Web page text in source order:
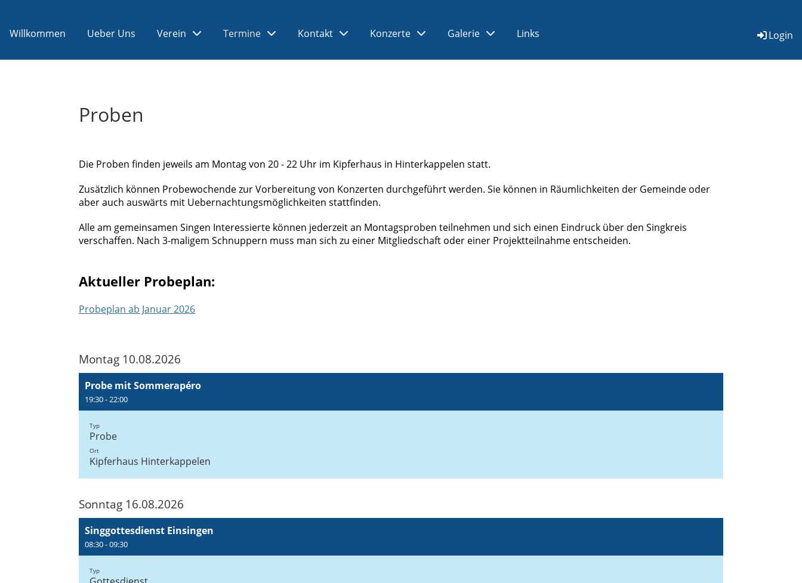
Willkommen Ueber Uns Verein Termine Kontakt Konzerte Galerie Links Login
Proben
Die Proben finden jeweils am Montag von 20 - 22 Uhr im Kipferhaus in Hinterkappelen statt.
Zusätzlich können Probewochende zur Vorbereitung von Konzerten durchgeführt werden. Sie können in Räumlichkeiten der Gemeinde oder
aber auch auswärts mit Uebernachtungsmöglichkeiten stattfinden.
Alle am gemeinsamen Singen Interessierte können jederzeit an Montagsproben teilnehmen und sich einen Eindruck über den Singkreis
verschaffen. Nach 3-maligem Schnuppern muss man sich zu einer Mitgliedschaft oder einer Projektteilnahme entscheiden.
Aktueller Probeplan:
Probeplan ab Januar 2026
Montag 10.08.2026
Probe mit Sommerapéro
19:30 - 22:00
Typ
Probe
Ort
Kipferhaus Hinterkappelen
Sonntag 16.08.2026
Singgottesdienst Einsingen
08:30 - 09:30
Typ